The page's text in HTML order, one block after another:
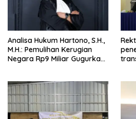
Analisa Hukum Hartono, S.H.,
M.H.: Pemulihan Kerugian
Negara Rp9 Miliar Gugurkan
Bangunan Mess Pemda
Morowali